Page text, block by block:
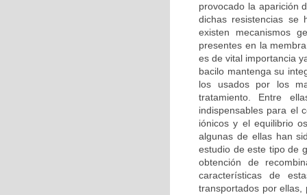
provocado la aparición
dichas resistencias se
existen mecanismos
presentes en la
es de vital importancia
bacilo mantenga su
los usados por los
tratamiento. Entre
indispensables para el
iónicos y el equilibrio
algunas de ellas han
estudio de este tipo de
obtención de
características de
transportados por ellas,